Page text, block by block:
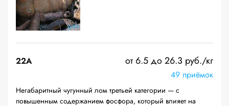
22A от 6.5 до 26.3 руб./кг
49 приёмок
Негабаритный чугунный лом третьей категории — с
повышенным содержанием фосфора, который влияет на